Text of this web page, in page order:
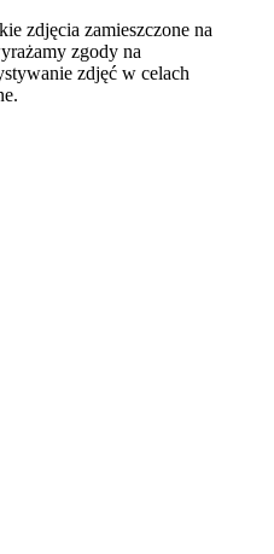
zdjęcia zamieszczone na
zgody na
zdjęć w celach